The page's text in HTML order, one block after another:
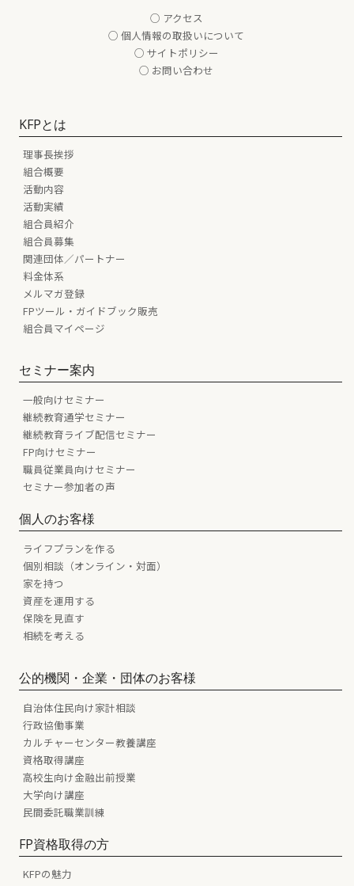
○ アクセス
○ 個人情報の取扱いについて
○ サイトポリシー
○ お問い合わせ
KFPとは
理事長挨拶
組合概要
活動内容
活動実績
組合員紹介
組合員募集
関連団体／パートナー
料金体系
メルマガ登録
FPツール・ガイドブック販売
組合員マイページ
セミナー案内
一般向けセミナー
継続教育通学セミナー
継続教育ライブ配信セミナー
FP向けセミナー
職員従業員向けセミナー
セミナー参加者の声
個人のお客様
ライフプランを作る
個別相談（オンライン・対面）
家を持つ
資産を運用する
保険を見直す
相続を考える
公的機関・企業・団体のお客様
自治体住民向け家計相談
行政協働事業
カルチャーセンター教養講座
資格取得講座
高校生向け金融出前授業
大学向け講座
民間委託職業訓練
FP資格取得の方
KFPの魅力